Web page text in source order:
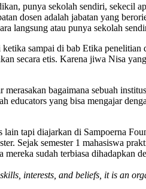
punya sekolah sendiri, sekecil
dosen adalah jabatan yang
langsung atau punya sekolah
sampai di bab Etika
secara etis. Karena jiwa Nisa
bagaimana sebuah
educators yang bisa mengajar
tapi diajarkan di Sampoerna
Sejak semester 1 mahasiswa
sudah terbiasa
interests, and beliefs, it is an